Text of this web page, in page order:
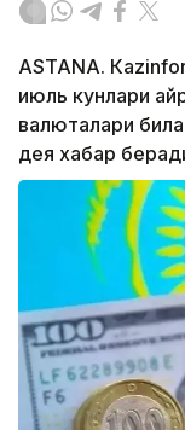
ASTANА.
июль кунлари
валюталари
дея хабар